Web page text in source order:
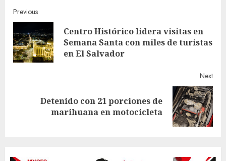
Continue
Reading
Previous
Centro Histórico lidera visitas en
Semana Santa con miles de turistas
en El Salvador
Next
Detenido con 21 porciones de
marihuana en motocicleta